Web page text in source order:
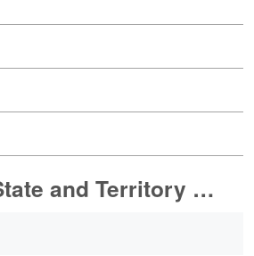
Analysis of State and Territory Health Data